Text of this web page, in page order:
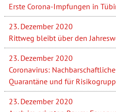
Erste Corona-Impfungen in
23. Dezember 2020
Rittweg bleibt über den
23. Dezember 2020
Coronavirus:
Quarantäne und für
23. Dezember 2020